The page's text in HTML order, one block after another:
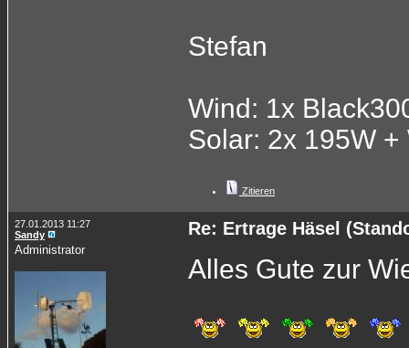
Stefan
Wind: 1x
Solar: 2x 195W
Zitieren
27.01.2013 11:27
Sandy
Administrator
Re: Ertrage Häsel
Alles Gute zur